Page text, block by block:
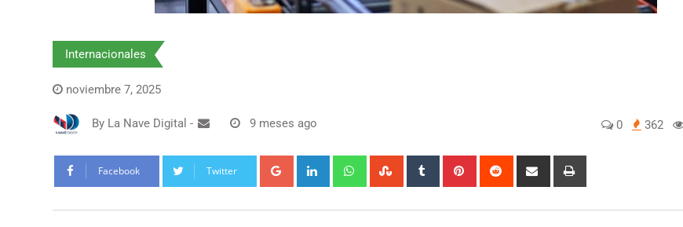
Internacionales
noviembre 7, 2025
By La Nave Digital - 9 meses ago 0 362
Facebook Twitter Google+ LinkedIn WhatsappStumbleUpon
Tumblr Pinterest Reddit
Share